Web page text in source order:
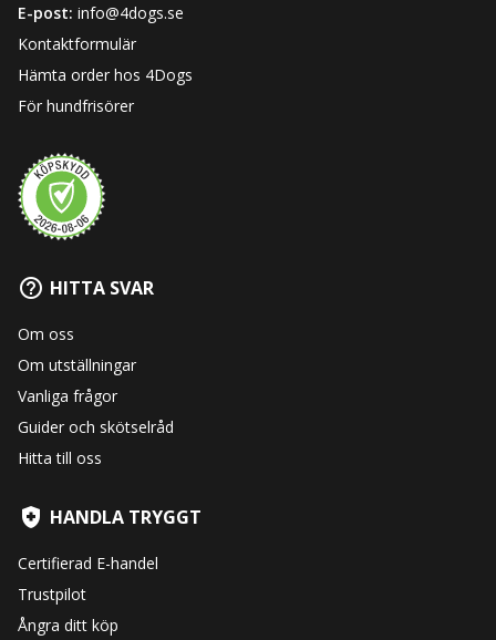
E-post: info@4dogs.se
Kontaktformulär
Hämta order hos 4Dogs
För hundfrisörer
HITTA SVAR
Om oss
Om utställningar
Vanliga frågor
Guider och skötselråd
Hitta till oss
HANDLA TRYGGT
Certifierad E-handel
Trustpilot
Ångra ditt köp